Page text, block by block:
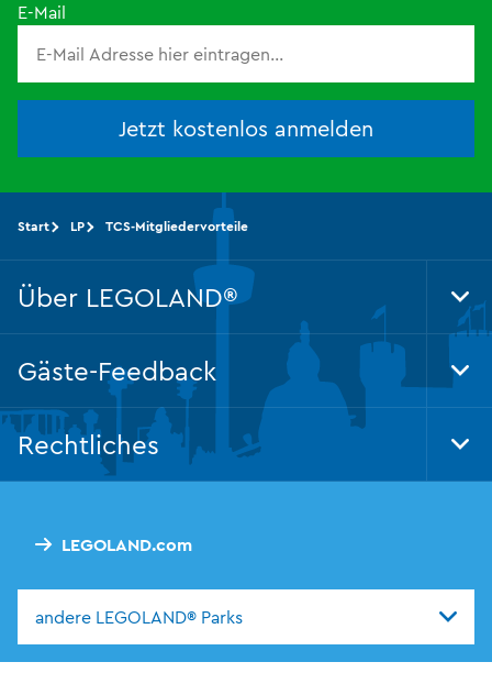
E-Mail
Jetzt kostenlos anmelden
LEGOLAND.com
andere LEGOLAND® Parks
Start LP TCS-Mitgliedervorteile
Über LEGOLAND®
Gäste-Feedback
Rechtliches